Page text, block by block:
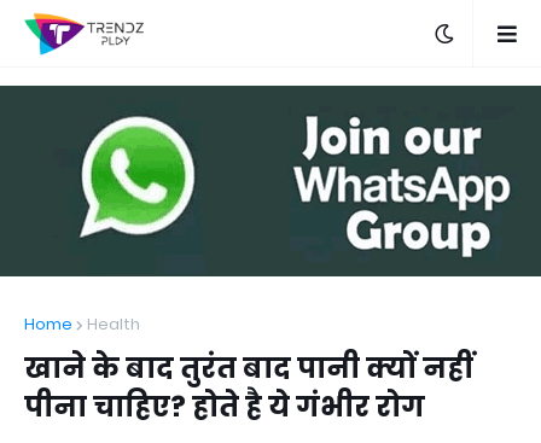
Home Health
खाने के बाद तुरंत बाद पानी क्यों नहीं
पीना चाहिए? होते है ये गंभीर रोग